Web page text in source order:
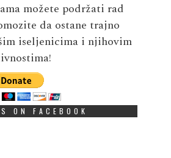
možete podržati rad
da ostane trajno
iseljenicima i njihovim
ON FACEBOOK